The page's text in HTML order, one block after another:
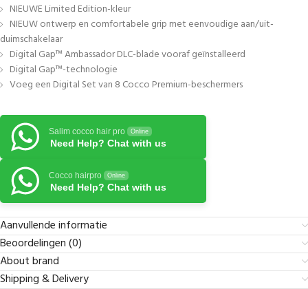
NIEUWE Limited Edition-kleur
NIEUW ontwerp en comfortabele grip met eenvoudige aan/uit-
duimschakelaar
Digital Gap™ Ambassador DLC-blade vooraf geïnstalleerd
Digital Gap™-technologie
Voeg een Digital Set van 8 Cocco Premium-beschermers
Salim cocco hair pro Online
Need Help? Chat with us
Cocco hairpro Online
Need Help? Chat with us
Aanvullende informatie
Beoordelingen (0)
About brand
Shipping & Delivery